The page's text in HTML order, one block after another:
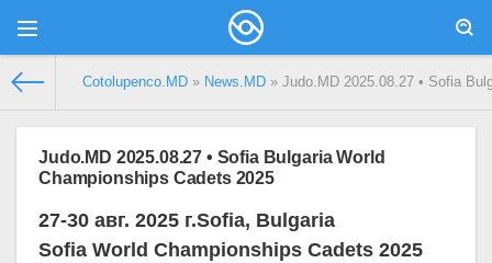
Сotolupenco.MD » News.MD » Judo.MD 2025.08.27 • Sofia
Judo.MD 2025.08.27 • Sofia Bulgaria World
Championships Cadets 2025
27-30 авг. 2025 г.Sofia, Bulgaria
Sofia World Championships Cadets 2025